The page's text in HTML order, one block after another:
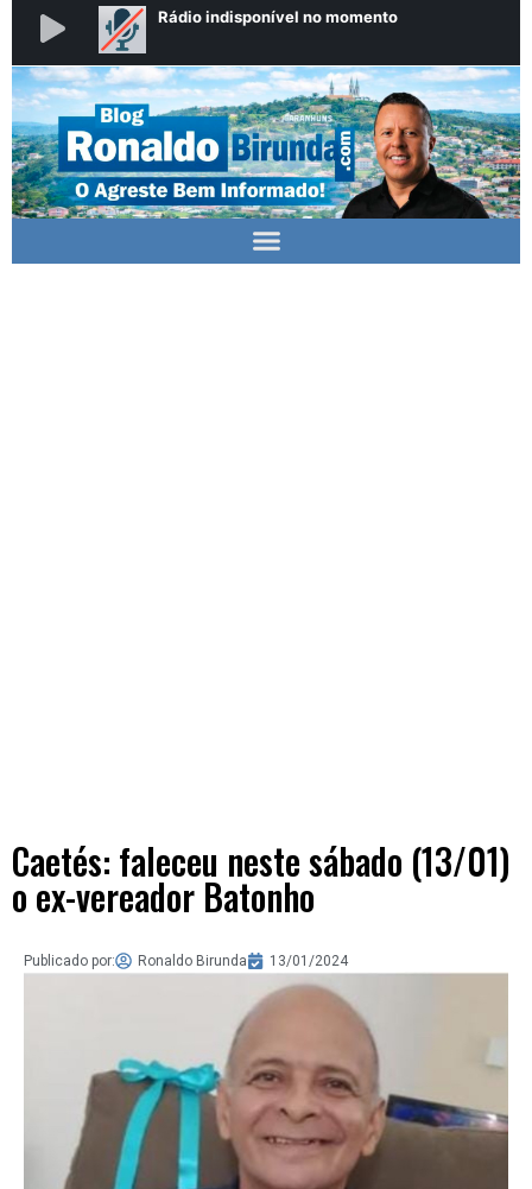
Caetés: faleceu neste sábado (13/01)
o ex-vereador Batonho
Publicado por: Ronaldo Birunda 13/01/2024